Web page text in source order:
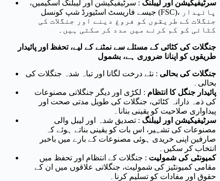
سرٹیفیکیشن اور لیبلنگ : سرٹیفیکیشن اور لیبلنگ اسکیمیں،
جیسے فاریسٹ اسٹیورڈ شپ کونسل (FSC)، پائیدار
جنگلات کے طریقوں کو فروغ دینے اور جنگلات کی
کٹائی کو کم کرنے میں مدد کر سکتی ہیں۔
جنگلات کی کٹائی کے مسئلے سے نمٹنے کے لیے، تحفظ اور پائیدار
طریقوں کو اپنانا ضروری ہے، بشمول
جنگلات کی بحالی : نئے درخت لگانا اور تباہ شدہ جنگلات کی
بحالی۔
پائیدار جنگل کا انتظام : لکڑی اور دیگر جنگلاتی مصنوعات
کی ذمہ دارانہ کٹائی، جنگلات کی طویل مدتی صحت اور
پیداواری صلاحیت کو یقینی بنانا۔
سرٹیفیکیشن اور لیبلنگ : تصدیق شدہ اور لیبل والی
مصنوعات کی تشہیر، اس بات کو یقینی بناتے ہوئے کہ
صارفین اپنی خریدی ہوئی مصنوعات کے بارے میں باخبر
انتخاب کر سکیں۔
کمیونٹی کی شمولیت : جنگلات کے انتظام اور تحفظ میں
مقامی کمیونٹیز کی شمولیت، جنگلاتی علاقوں میں ان کے
حقوق اور مفادات کو تسلیم کرنا۔